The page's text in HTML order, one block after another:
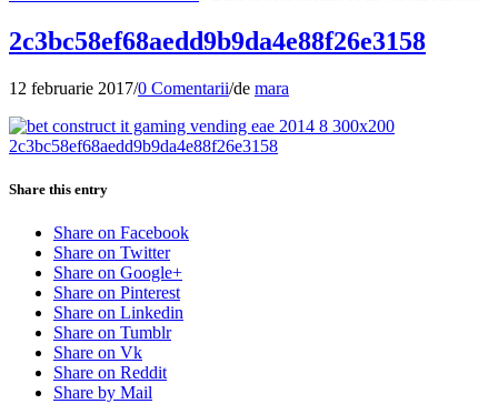
2c3bc58ef68aedd9b9da4e88f26e3158
12 februarie 2017/0 Comentarii/de mara
Share this entry
Share on Facebook
Share on Twitter
Share on Google+
Share on Pinterest
Share on Linkedin
Share on Tumblr
Share on Vk
Share on Reddit
Share by Mail